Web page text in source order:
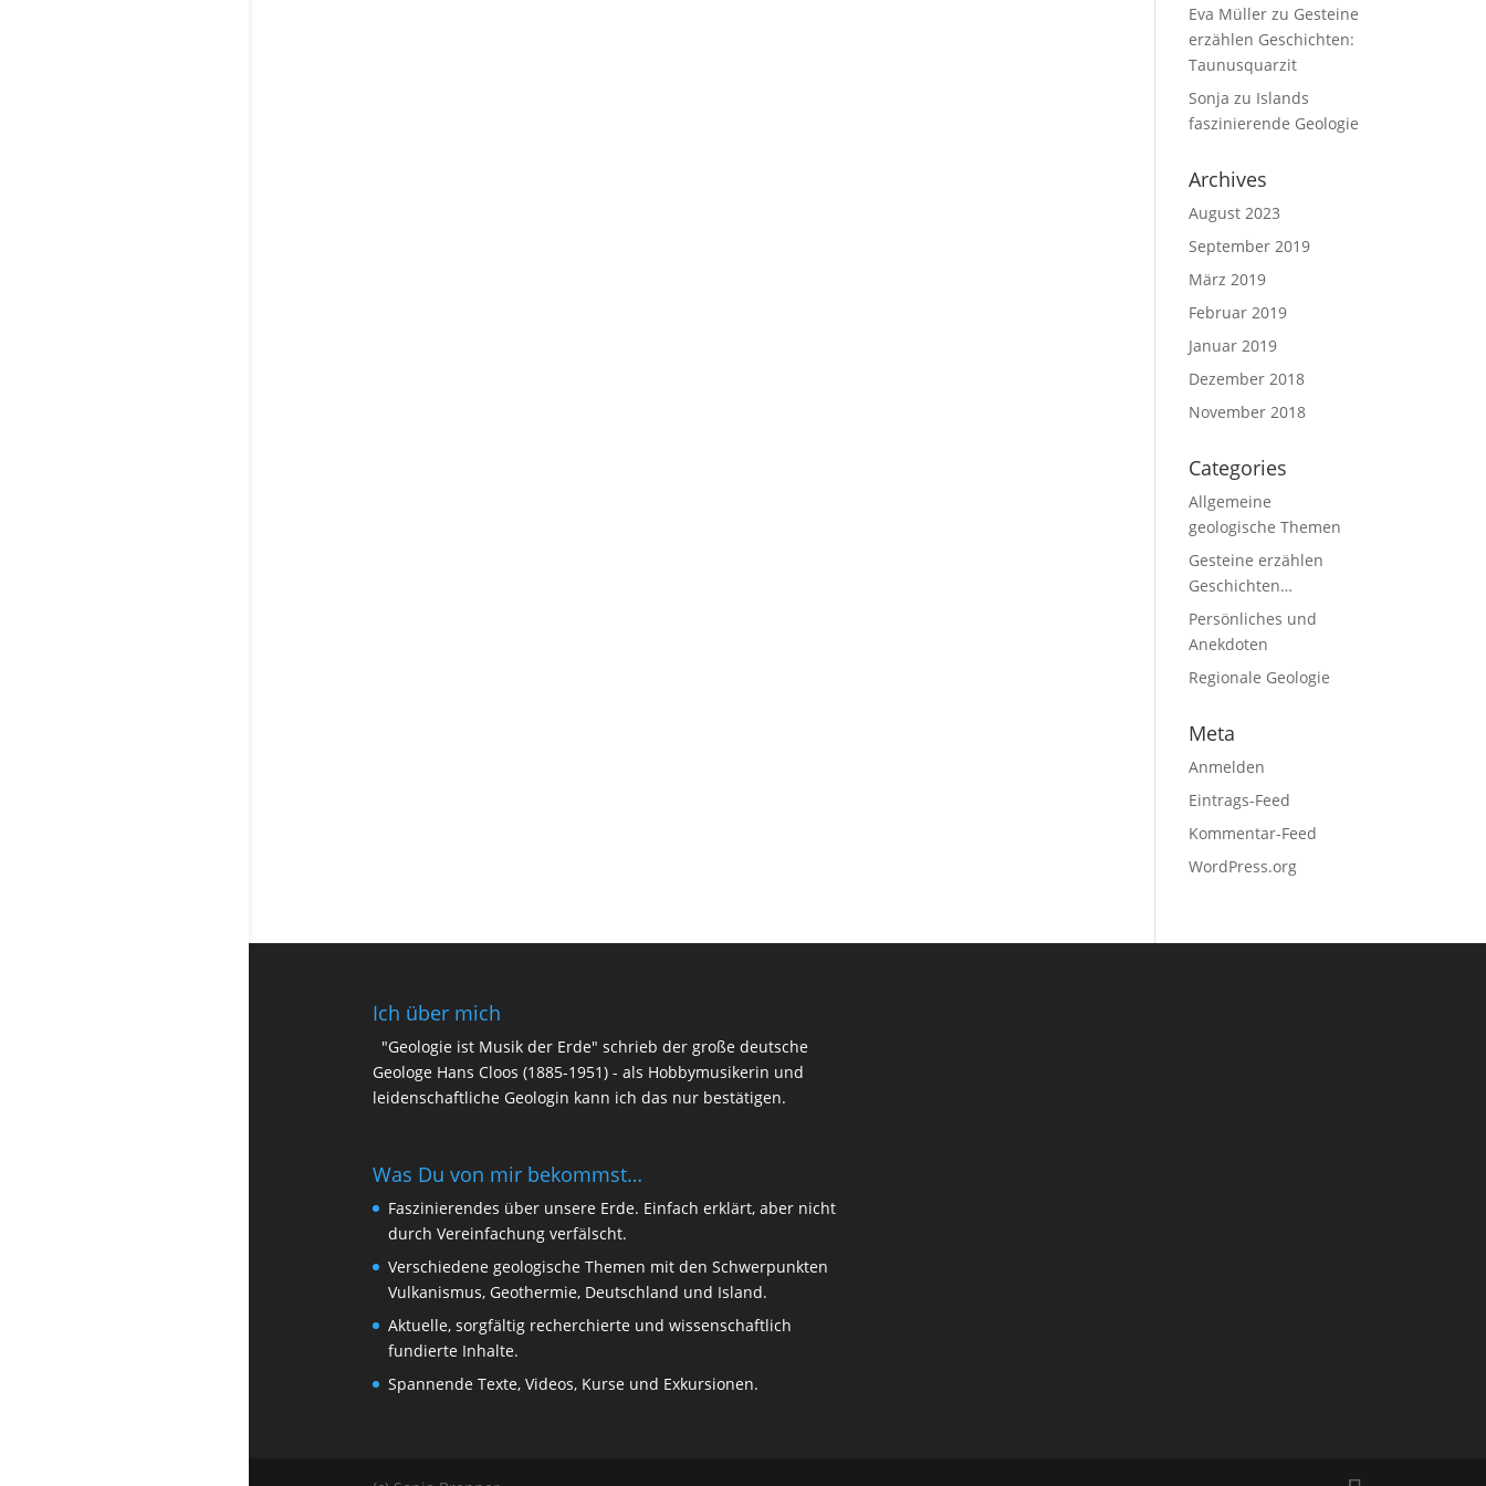
Eva Müller zu Gesteine
erzählen Geschichten:
Taunusquarzit
Sonja zu Islands
faszinierende Geologie
Archives
August 2023
September 2019
März 2019
Februar 2019
Januar 2019
Dezember 2018
November 2018
Categories
Allgemeine
geologische Themen
Gesteine erzählen
Geschichten…
Persönliches und
Anekdoten
Regionale Geologie
Meta
Anmelden
Eintrags-Feed
Kommentar-Feed
WordPress.org
Ich über mich
"Geologie ist Musik der Erde" schrieb der große deutsche
Geologe Hans Cloos (1885-1951) - als Hobbymusikerin und
leidenschaftliche Geologin kann ich das nur bestätigen.
Was Du von mir bekommst…
Faszinierendes über unsere Erde. Einfach erklärt, aber nicht
durch Vereinfachung verfälscht.
Verschiedene geologische Themen mit den Schwerpunkten
Vulkanismus, Geothermie, Deutschland und Island.
Aktuelle, sorgfältig recherchierte und wissenschaftlich
fundierte Inhalte.
Spannende Texte, Videos, Kurse und Exkursionen.